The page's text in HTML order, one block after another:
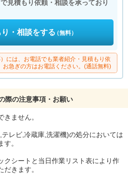
見積もり依頼・相談を承っており
り・相談をする（無料）
には、お電話でも業者紹介・見積もり依
お急ぎの方はお電話ください。(通話無料)
際の注意事項・お願い
きません。
テレビ,冷蔵庫,洗濯機)の処分においては
。
クシートと当日作業リスト表により作
きます。